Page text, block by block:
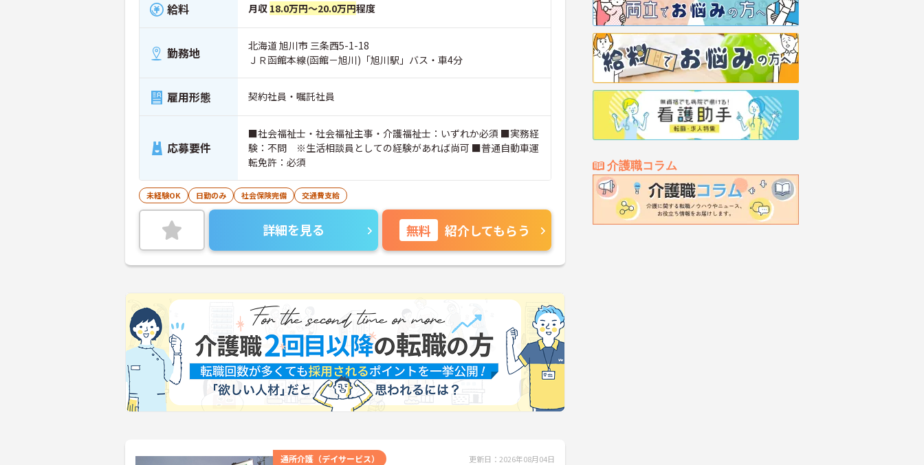
介護職コラム
給料 月収 18.0万円～20.0万円程度
勤務地
北海道 旭川市 三条西5-1-18
ＪＲ函館本線(函館－旭川)「旭川駅」バス・車4分
雇用形態 契約社員・嘱託社員
応募要件
■社会福祉士・社会福祉主事・介護福祉士：いずれか必須 ■実務経
験：不問 ※生活相談員としての経験があれば尚可 ■普通自動車運
転免許：必須
未経験OK 日勤のみ 社会保険完備 交通費支給
詳細を見る 無料 紹介してもらう
通所介護（デイサービス） 更新日：2026年08月04日